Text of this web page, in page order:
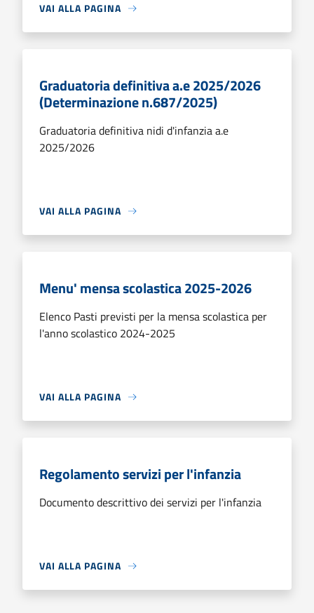
VAI ALLA PAGINA
Graduatoria definitiva a.e 2025/2026
(Determinazione n.687/2025)
Graduatoria definitiva nidi d'infanzia a.e
2025/2026
VAI ALLA PAGINA
Menu' mensa scolastica 2025-2026
Elenco Pasti previsti per la mensa scolastica per
l'anno scolastico 2024-2025
VAI ALLA PAGINA
Regolamento servizi per l'infanzia
Documento descrittivo dei servizi per l'infanzia
VAI ALLA PAGINA